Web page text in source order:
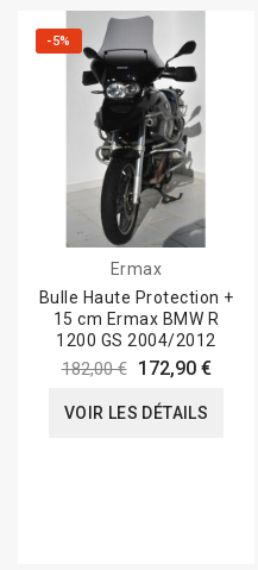
-5%
Ermax
Bulle Haute Protection +
15 cm Ermax BMW R
1200 GS 2004/2012
182,00 € 172,90 €
VOIR LES DÉTAILS